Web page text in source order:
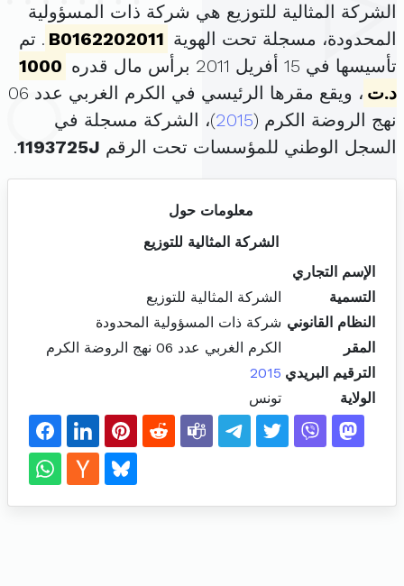
الشركة المثالية للتوزيع هي شركة ذات المسؤولية
المحدودة، مسجلة تحت الهوية B0162202011 . تم
تأسيسها في 15 أفريل 2011 برأس مال قدره
1000
د.ت
، ويقع مقرها الرئيسي في الكرم الغربي عدد 06
نهج الروضة الكرم (2015)، الشركة مسجلة في
السجل الوطني للمؤسسات تحت الرقم 1193725J
.
معلومات حول
الشركة المثالية للتوزيع
الإسم التجاري
التسمية
الشركة المثالية للتوزيع
النظام القانوني شركة ذات المسؤولية المحدودة
المقر
الكرم الغربي عدد 06 نهج الروضة الكرم
الترقيم البريدي 2015
الولاية
تونس